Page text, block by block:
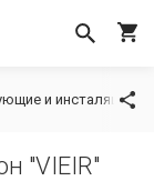
и инсталяции
"VIEIR"